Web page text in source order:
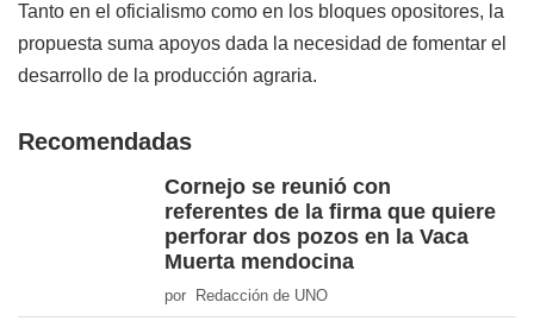
Tanto en el oficialismo como en los bloques opositores, la
propuesta suma apoyos dada la necesidad de fomentar el
desarrollo de la producción agraria.
Recomendadas
Cornejo se reunió con
referentes de la firma que quiere
perforar dos pozos en la Vaca
Muerta mendocina
por Redacción de UNO